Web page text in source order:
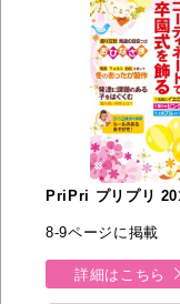
PriPri プリプリ
8-9ページに掲載
詳細はこちら